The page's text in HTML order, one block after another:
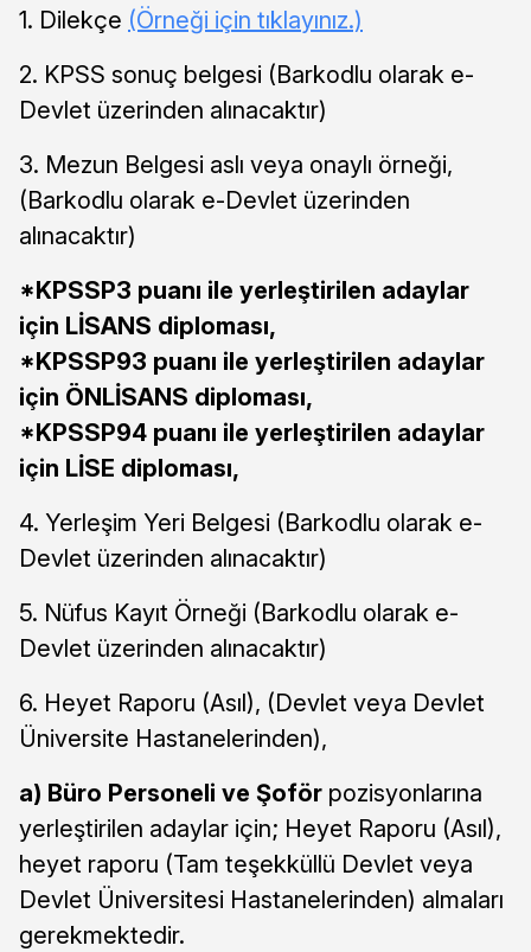
1. Dilekçe (Örneği için tıklayınız.)
2. KPSS sonuç belgesi (Barkodlu olarak e-
Devlet üzerinden alınacaktır)
3. Mezun Belgesi aslı veya onaylı örneği,
(Barkodlu olarak e-Devlet üzerinden
alınacaktır)
*KPSSP3 puanı ile yerleştirilen adaylar
için LİSANS diploması,
*KPSSP93 puanı ile yerleştirilen adaylar
için ÖNLİSANS diploması,
*KPSSP94 puanı ile yerleştirilen adaylar
için LİSE diploması,
4. Yerleşim Yeri Belgesi (Barkodlu olarak e-
Devlet üzerinden alınacaktır)
5. Nüfus Kayıt Örneği (Barkodlu olarak e-
Devlet üzerinden alınacaktır)
6. Heyet Raporu (Asıl), (Devlet veya Devlet
Üniversite Hastanelerinden),
a) Büro Personeli ve Şoför pozisyonlarına
yerleştirilen adaylar için; Heyet Raporu (Asıl),
heyet raporu (Tam teşekküllü Devlet veya
Devlet Üniversitesi Hastanelerinden) almaları
gerekmektedir.